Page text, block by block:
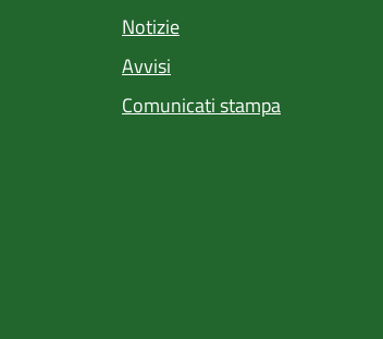
Notizie
Avvisi
Comunicati stampa